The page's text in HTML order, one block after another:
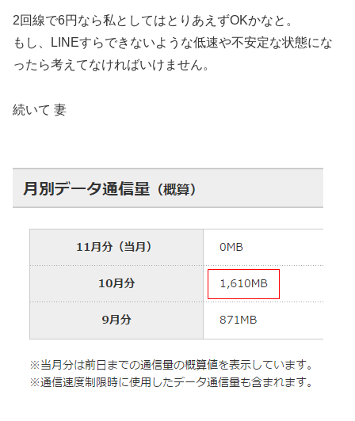
2回線で6円なら私としてはとりあえずOKかなと。
もし、LINEすらできないような低速や不安定な状態にな
ったら考えてなければいけません。
続いて 妻